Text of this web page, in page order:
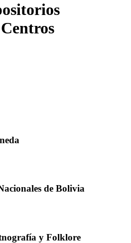
de Bolivia
y Folklore